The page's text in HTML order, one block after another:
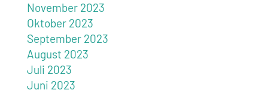
November 2023
Oktober 2023
September 2023
August 2023
Juli 2023
Juni 2023